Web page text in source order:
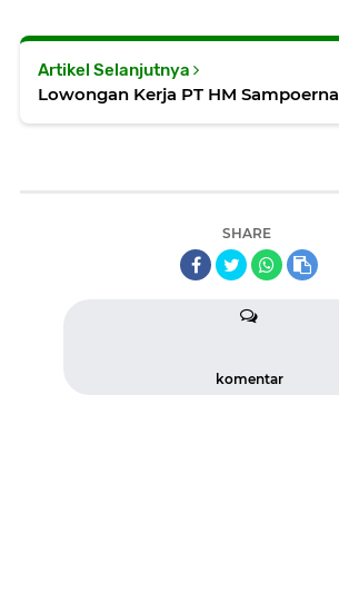
Artikel Selanjutnya
Lowongan Kerja PT HM Sampoerna
SHARE
komentar